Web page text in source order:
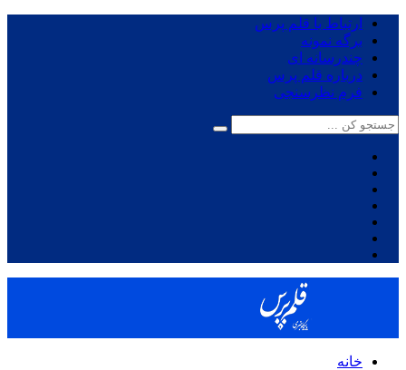
ارتباط با قلم پرس
برگه نمونه
چندرسانه ای
درباره قلم پرس
فرم نظرسنجی
خانه